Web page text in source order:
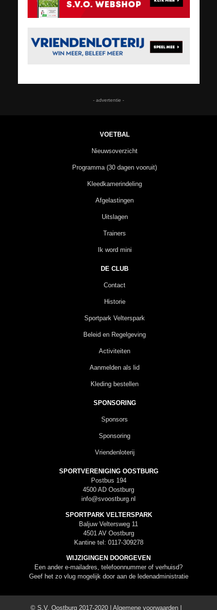
- advertentie -
VOETBAL
Nieuwsoverzicht
Programma (30 dagen vooruit)
Kleedkamerindeling
Afgelastingen
Uitslagen
Trainers
Ik word mini
DE CLUB
Contact
Historie
Sportpark Velterspark
Beleid en Regelgeving
Activiteiten
Aanmelden als lid
Kleding bestellen
SPONSORING
Sponsors
Sponsoring
Vriendenloterij
SPORTVERENIGING OOSTBURG
Postbus 194
4500 AD Oostburg
info@svoostburg.nl
SPORTPARK VELTERSPARK
Baljuw Veltersweg 11
4501 AV Oostburg
Kantine tel: 0117-309278
WIJZIGINGEN DOORGEVEN
Een ander e-mailadres, telefoonnummer of verhuisd?
Geef het zo vlug mogelijk door aan de ledenadministratie
© S.V. Oostburg 2017-2020 | Algemene voorwaarden